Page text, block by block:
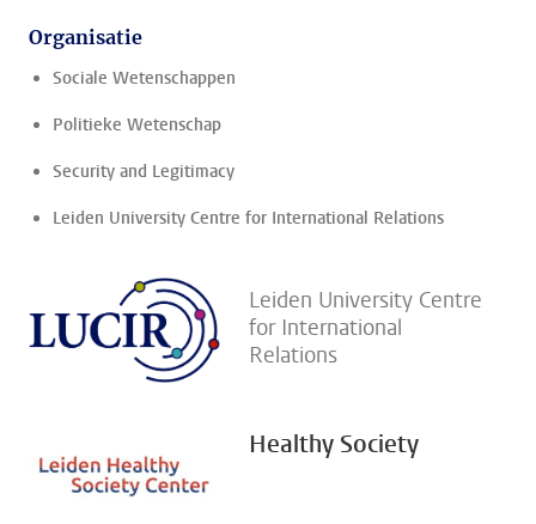
Organisatie
Sociale Wetenschappen
Politieke Wetenschap
Security and Legitimacy
Leiden University Centre for International Relations
Leiden University Centre
for International
Relations
Healthy Society